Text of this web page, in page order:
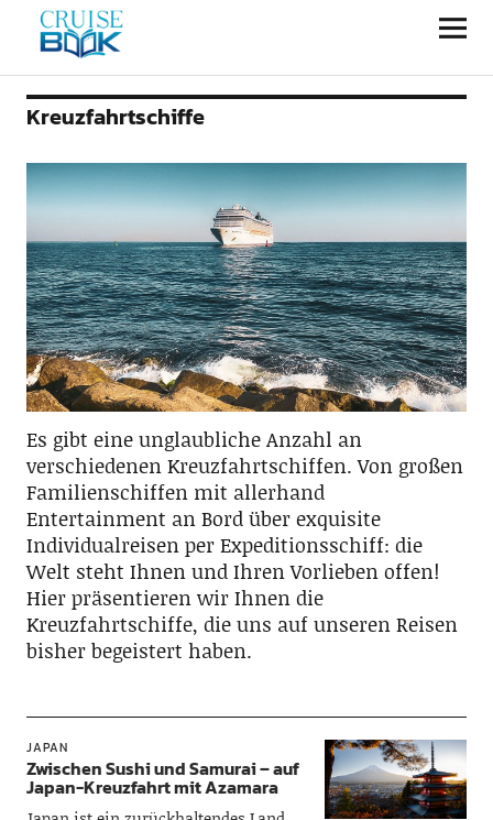
CRUISEBOOK
Kreuzfahrtschiffe
Es gibt eine unglaubliche Anzahl an
verschiedenen Kreuzfahrtschiffen. Von großen
Familienschiffen mit allerhand
Entertainment an Bord über exquisite
Individualreisen per Expeditionsschiff: die
Welt steht Ihnen und Ihren Vorlieben offen!
Hier präsentieren wir Ihnen die
Kreuzfahrtschiffe, die uns auf unseren Reisen
bisher begeistert haben.
JAPAN
Zwischen Sushi und Samurai – auf
Japan-Kreuzfahrt mit Azamara